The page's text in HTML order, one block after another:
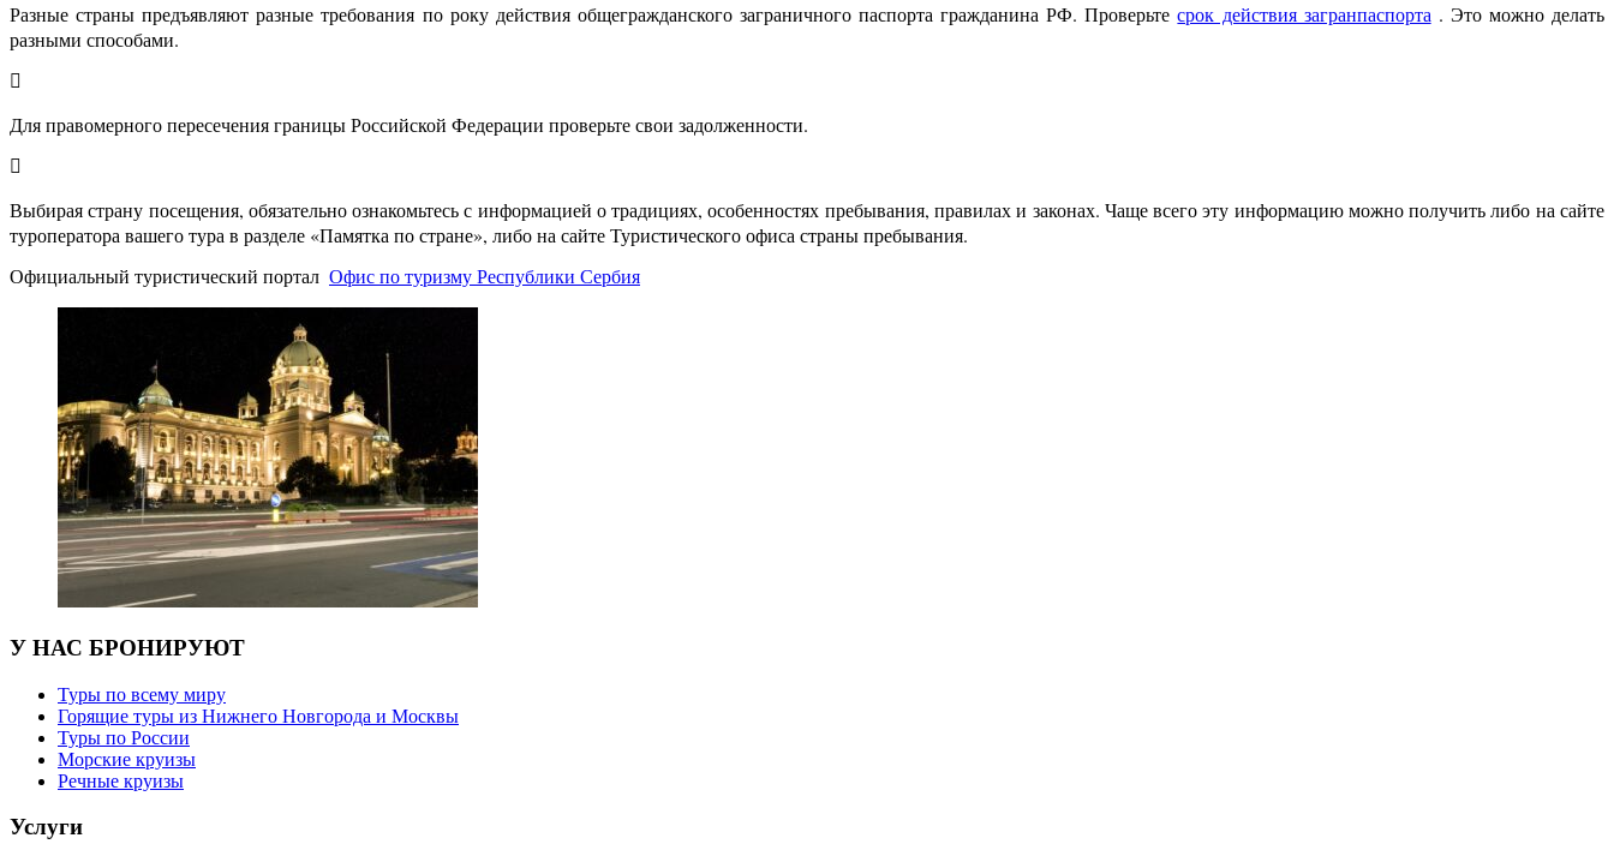
Разные страны предъявляют разные требования по року действия общегражданского заграничного паспорта гражданина РФ. Проверьтесрок действия загранпаспорта . Это можно делать
разными способами.
Для правомерного пересечения границы Российской Федерации проверьте свои задолженности.
Выбирая страну посещения, обязательно ознакомьтесь с информацией о традициях, особенностях пребывания, правилах и законах. Чаще всего эту информацию можно получить либо на сайте
туроператора вашего тура в разделе «Памятка по стране», либо на сайте Туристического офиса страны пребывания.
Официальный туристический портал Офис по туризму Республики Сербия
У НАС БРОНИРУЮТ
Туры по всему миру
Горящие туры из Нижнего Новгорода и Москвы
Туры по России
Морские круизы
Речные круизы
Услуги